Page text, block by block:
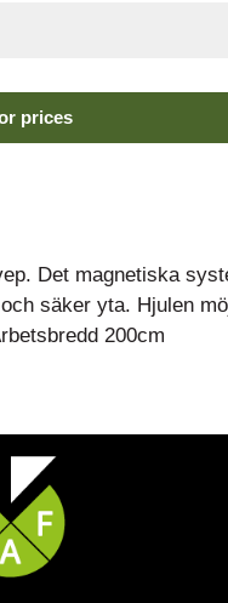
prices
Det magnetiska
säker yta. Hjulen
200cm